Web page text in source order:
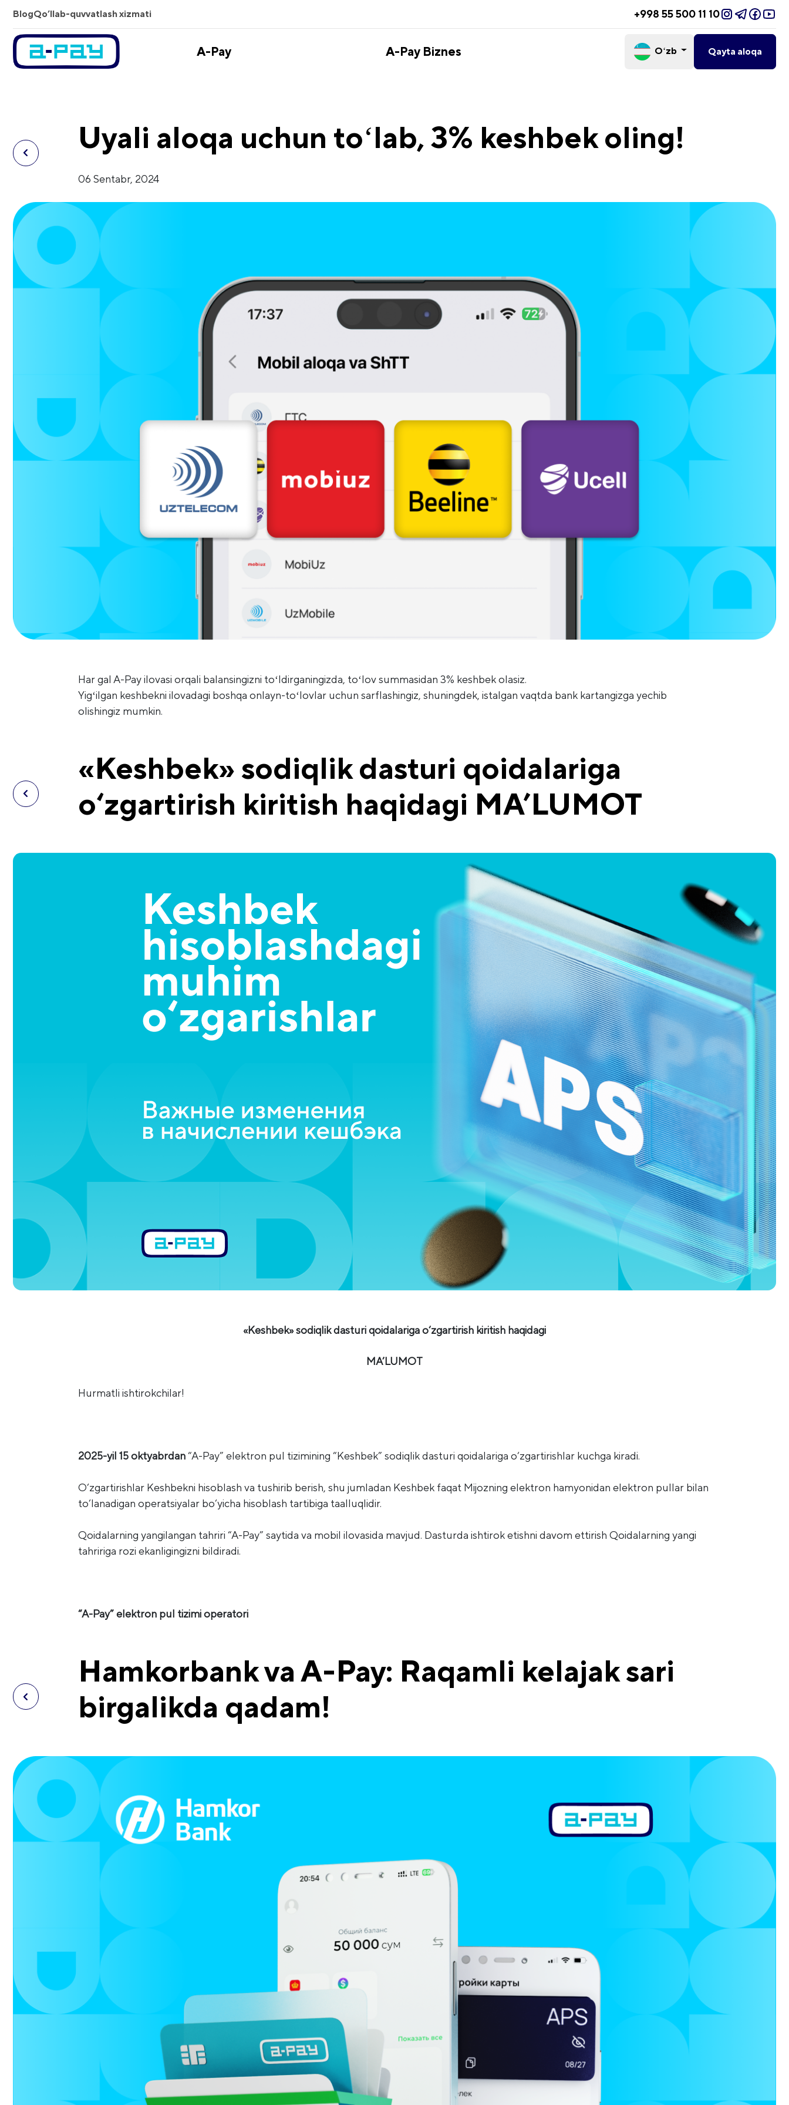
BlogQo’llab-quvvatlash xizmati +998 55 500 11 10
A-Pay A-Pay Biznes Oʻzb Qayta aloqa
Uyali aloqa uchun toʻlab, 3% keshbek oling!
06 Sentabr, 2024
Har gal A-Pay ilovasi orqali balansingizni toʻldirganingizda, toʻlov summasidan 3% keshbek olasiz.
Yigʻilgan keshbekni ilovadagi boshqa onlayn-toʻlovlar uchun sarflashingiz, shuningdek, istalgan vaqtda bank kartangizga yechib
olishingiz mumkin.
«Keshbek» sodiqlik dasturi qoidalariga
o‘zgartirish kiritish haqidagi MA’LUMOT
«Keshbek» sodiqlik dasturi qoidalariga o‘zgartirish kiritish haqidagi
MA’LUMOT
Hurmatli ishtirokchilar!
2025-yil 15 oktyabrdan“A-Pay” elektron pul tizimining “Keshbek” sodiqlik dasturi qoidalariga o‘zgartirishlar kuchga kiradi.
O‘zgartirishlar Keshbekni hisoblash va tushirib berish, shu jumladan Keshbek faqat Mijozning elektron hamyonidan elektron pullar bilan
to‘lanadigan operatsiyalar bo‘yicha hisoblash tartibiga taalluqlidir.
Qoidalarning yangilangan tahriri “A-Pay” saytida va mobil ilovasida mavjud. Dasturda ishtirok etishni davom ettirish Qoidalarning yangi
tahririga rozi ekanligingizni bildiradi.
“A-Pay” elektron pul tizimi operatori
Hamkorbank va A-Pay: Raqamli kelajak sari
birgalikda qadam!